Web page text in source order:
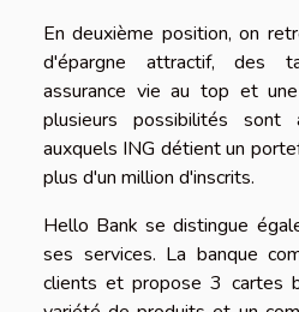
En deuxième position, on
d'épargne attractif, des
assurance vie au top et
plusieurs possibilités sont
auxquels ING détient un
plus d'un million d'inscrits.
Hello Bank se distingue
ses services. La banque
clients et propose 3 cartes